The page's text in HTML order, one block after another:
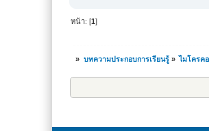
หน้า: [1]
» บทความประกอบการเรียนรู้» ไมโครค